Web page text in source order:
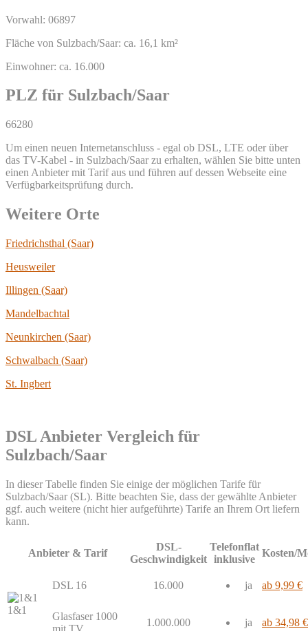
Vorwahl: 06897
Fläche von Sulzbach/Saar: ca. 16,1 km²
Einwohner: ca. 16.000
PLZ für Sulzbach/Saar
66280
Um einen neuen Internetanschluss - egal ob DSL, LTE oder über
das TV-Kabel - in Sulzbach/Saar zu erhalten, wählen Sie bitte unten
einen Anbieter mit Tarif aus und führen auf dessen Webseite eine
Verfügbarkeitsprüfung durch.
Weitere Orte
Friedrichsthal (Saar)
Heusweiler
Illingen (Saar)
Mandelbachtal
Neunkirchen (Saar)
Schwalbach (Saar)
St. Ingbert
DSL Anbieter Vergleich für
Sulzbach/Saar
In dieser Tabelle finden Sie einige der möglichen Tarife für
Sulzbach/Saar (SL). Bitte beachten Sie, dass der gewählte Anbieter
ggf. auch weitere (nicht hier aufgeführte) Tarife an Ihrem Ort liefern
kann.
Anbieter & Tarif
DSL-
Geschwindigkeit
Telefonflat
inklusive
Kosten/
1&1
DSL 16 16.000 ja ab 9,99 €
Glasfaser 1000
mit TV
1.000.000 ja ab 34,98 €